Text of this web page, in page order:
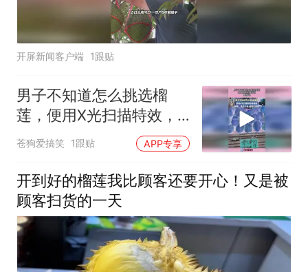
开屏新闻客户端 1跟贴
男子不知道怎么挑选榴
莲，便用X光扫描特效，
看榴莲！
苍狗爱搞笑 1跟贴 APP专享
开到好的榴莲我比顾客还要开心！又是被
顾客扫货的一天